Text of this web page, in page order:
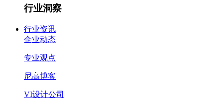
行业洞察
行业资讯
企业动态
专业观点
尼高博客
VI设计公司